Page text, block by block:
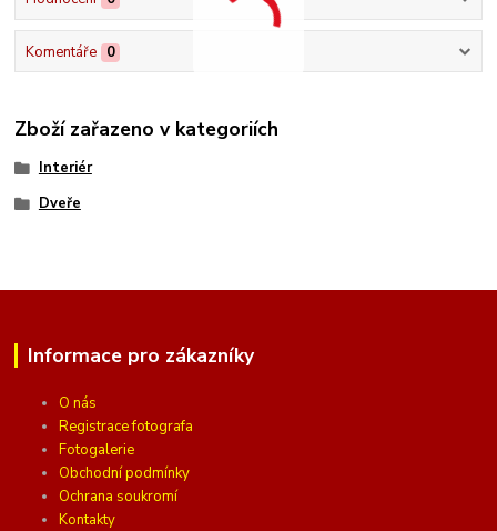
Komentáře 0
Zboží zařazeno v kategoriích
Interiér
Dveře
Informace pro zákazníky
O nás
Registrace fotografa
Fotogalerie
Obchodní podmínky
Ochrana soukromí
Kontakty